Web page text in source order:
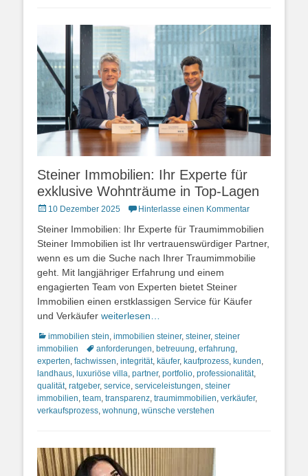
Steiner Immobilien: Ihr Experte für
exklusive Wohnträume in Top-Lagen
Posted
10 Dezember 2025 Hinterlasse einen Kommentar
Steiner Immobilien: Ihr Experte für Traumimmobilien
Steiner Immobilien ist Ihr vertrauenswürdiger Partner,
wenn es um die Suche nach Ihrer Traumimmobilie
geht. Mit langjähriger Erfahrung und einem
engagierten Team von Experten bietet Steiner
Immobilien einen erstklassigen Service für Käufer
und Verkäufer weiterlesen…
Kategorien
immobilien stein, immobilien steiner, steiner, steiner
immobilien
Schlagworte
anforderungen, betreuung, erfahrung,
experten, fachwissen, integrität, käufer, kaufprozess, kunden,
landhaus, luxuriöse villa, partner, portfolio, professionalität,
qualität, ratgeber, service, serviceleistungen, steiner
immobilien, team, transparenz, traumimmobilien, verkäufer,
verkaufsprozess, wohnung, wünsche verstehen